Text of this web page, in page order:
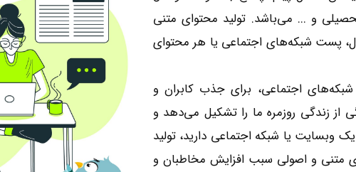
و ... می‌باشد. تولید محتوای متنی
پست شبکه‌های اجتماعی یا هر محتوای
اجتماعی، برای جذب کابران و
از زندگی روزمره ما را تشکیل می‌دهد و
وبسایت یا شبکه اجتماعی دارید، تولید
متنی و اصولی سبب افزایش مخاطبان و